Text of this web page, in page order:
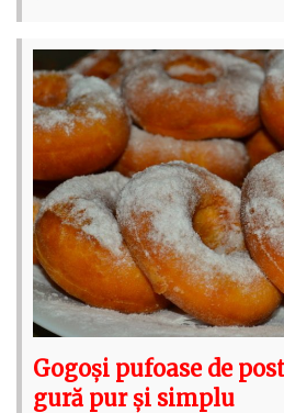
Gogoși pufoase de
gură pur și simplu